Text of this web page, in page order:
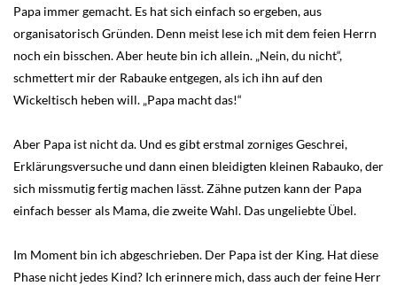
Papa immer gemacht. Es hat sich einfach so ergeben, aus
organisatorisch Gründen. Denn meist lese ich mit dem feien Herrn
noch ein bisschen. Aber heute bin ich allein. „Nein, du nicht“,
schmettert mir der Rabauke entgegen, als ich ihn auf den
Wickeltisch heben will. „Papa macht das!“
Aber Papa ist nicht da. Und es gibt erstmal zorniges Geschrei,
Erklärungsversuche und dann einen bleidigten kleinen Rabauko, der
sich missmutig fertig machen lässt. Zähne putzen kann der Papa
einfach besser als Mama, die zweite Wahl. Das ungeliebte Übel.
Im Moment bin ich abgeschrieben. Der Papa ist der King. Hat diese
Phase nicht jedes Kind? Ich erinnere mich, dass auch der feine Herr